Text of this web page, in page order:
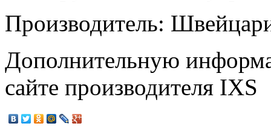
Производитель:
Дополнительную
сайте производителя IXS